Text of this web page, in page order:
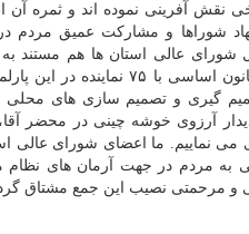
نقش آفرینی نموده اند و ثمره
شوراها و مشاركت عمیق مردم در
شورای عالی استان ها هم مستند
یكصدودوم قانون اساسی با ۷۵
گیری و تصمیم سازی های محلی
آرزوی خوشه چینی در محضر
نماییم. ما اعضای شورای عالی
مردم در جهت آرمان های نظام
مرحمتی نصیب این جمع مشتاق